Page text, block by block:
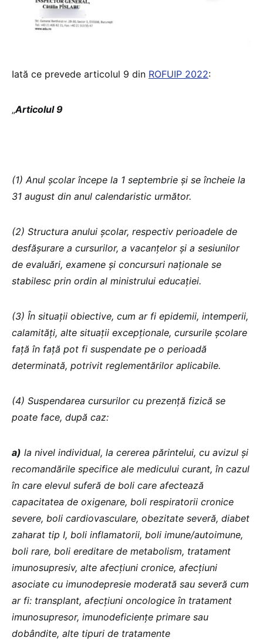
Iată ce prevede articolul 9 din ROFUIP 2022:
„Articolul 9
(1) Anul școlar începe la 1 septembrie și se încheie la
31 august din anul calendaristic următor.
(2) Structura anului școlar, respectiv perioadele de
desfășurare a cursurilor, a vacanțelor și a sesiunilor
de evaluări, examene și concursuri naționale se
stabilesc prin ordin al ministrului educației.
(3) În situații obiective, cum ar fi epidemii, intemperii,
calamități, alte situații excepționale, cursurile școlare
față în față pot fi suspendate pe o perioadă
determinată, potrivit reglementărilor aplicabile.
(4) Suspendarea cursurilor cu prezență fizică se
poate face, după caz:
a) la nivel individual, la cererea părintelui, cu avizul și
recomandările specifice ale medicului curant, în cazul
în care elevul suferă de boli care afectează
capacitatea de oxigenare, boli respiratorii cronice
severe, boli cardiovasculare, obezitate severă, diabet
zaharat tip I, boli inflamatorii, boli imune/autoimune,
boli rare, boli ereditare de metabolism, tratament
imunosupresiv, alte afecțiuni cronice, afecțiuni
asociate cu imunodepresie moderată sau severă cum
ar fi: transplant, afecțiuni oncologice în tratament
imunosupresor, imunodeficiențe primare sau
dobândite, alte tipuri de tratamente